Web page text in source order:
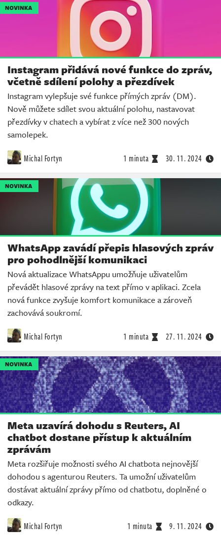
NOVINKA
Instagram přidává nové funkce do zpráv,
včetně sdílení polohy a přezdívek
Instagram vylepšuje své funkce přímých zpráv (DM).
Nově můžete sdílet svou aktuální polohu, nastavovat
přezdívky v chatech a vybírat z více než 300 nových
samolepek.
Michal Fortyn 1 minuta 30. 11. 2024
NOVINKA
WhatsApp zavádí přepis hlasových zpráv
pro pohodlnější komunikaci
Nová aktualizace WhatsAppu umožňuje uživatelům
převádět hlasové zprávy na text přímo v aplikaci. Zcela
nová funkce zvyšuje komfort komunikace a zároveň
zachovává soukromí.
Michal Fortyn 1 minuta 27. 11. 2024
NOVINKA
Meta uzavírá dohodu s Reuters, AI
chatbot dostane přístup k aktuálním
zprávám
Meta rozšiřuje možnosti svého AI chatbota nejnovější
dohodou s agenturou Reuters. Ta umožní uživatelům
dostávat aktuální zprávy přímo od chatbotu, doplněné o
odkazy.
Michal Fortyn 1 minuta 9. 11. 2024